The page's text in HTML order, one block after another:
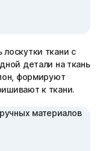
ткани с
детали на ткань
формируют
к ткани.